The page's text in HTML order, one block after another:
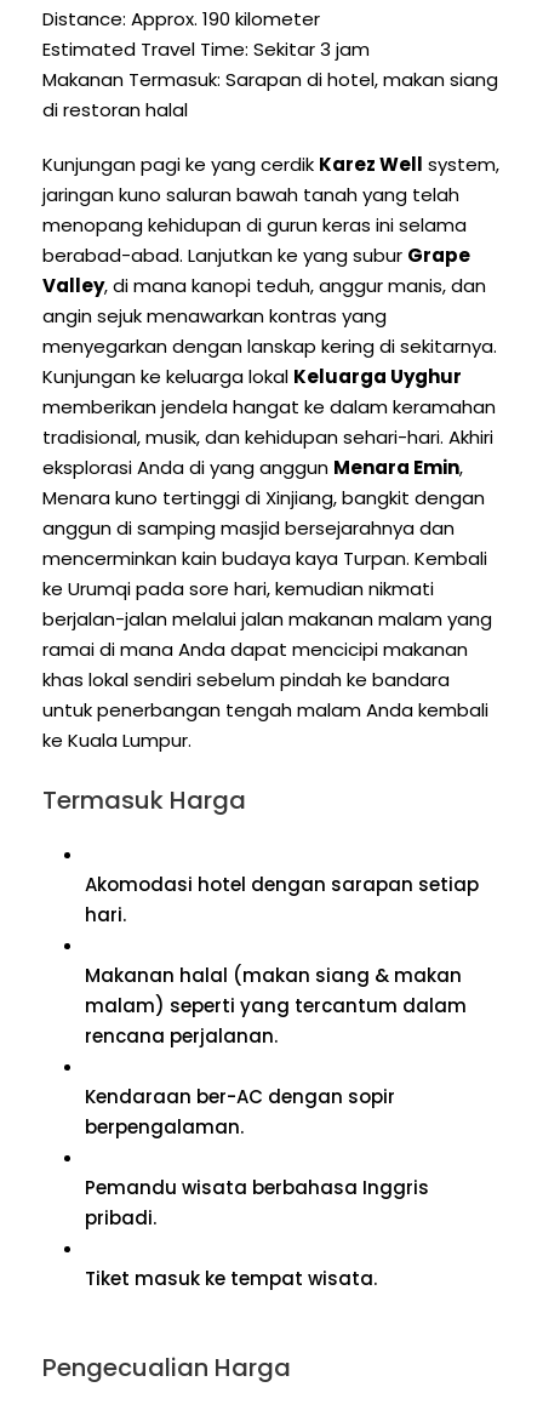
Distance: Approx. 190 kilometer
Estimated Travel Time: Sekitar 3 jam
Makanan Termasuk: Sarapan di hotel, makan siang
di restoran halal
Kunjungan pagi ke yang cerdik Karez Well system,
jaringan kuno saluran bawah tanah yang telah
menopang kehidupan di gurun keras ini selama
berabad-abad. Lanjutkan ke yang subur Grape
Valley, di mana kanopi teduh, anggur manis, dan
angin sejuk menawarkan kontras yang
menyegarkan dengan lanskap kering di sekitarnya.
Kunjungan ke keluarga lokal Keluarga Uyghur
memberikan jendela hangat ke dalam keramahan
tradisional, musik, dan kehidupan sehari-hari. Akhiri
eksplorasi Anda di yang anggun Menara Emin,
Menara kuno tertinggi di Xinjiang, bangkit dengan
anggun di samping masjid bersejarahnya dan
mencerminkan kain budaya kaya Turpan. Kembali
ke Urumqi pada sore hari, kemudian nikmati
berjalan-jalan melalui jalan makanan malam yang
ramai di mana Anda dapat mencicipi makanan
khas lokal sendiri sebelum pindah ke bandara
untuk penerbangan tengah malam Anda kembali
ke Kuala Lumpur.
Termasuk Harga
Akomodasi hotel dengan sarapan setiap
hari.
Makanan halal (makan siang & makan
malam) seperti yang tercantum dalam
rencana perjalanan.
Kendaraan ber-AC dengan sopir
berpengalaman.
Pemandu wisata berbahasa Inggris
pribadi.
Tiket masuk ke tempat wisata.
Pengecualian Harga